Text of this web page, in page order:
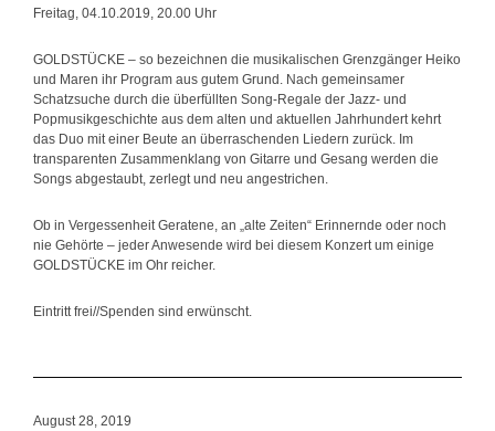
Freitag, 04.10.2019, 20.00 Uhr
GOLDSTÜCKE – so bezeichnen die musikalischen Grenzgänger Heiko
und Maren ihr Program aus gutem Grund. Nach gemeinsamer
Schatzsuche durch die überfüllten Song-Regale der Jazz- und
Popmusikgeschichte aus dem alten und aktuellen Jahrhundert kehrt
das Duo mit einer Beute an überraschenden Liedern zurück. Im
transparenten Zusammenklang von Gitarre und Gesang werden die
Songs abgestaubt, zerlegt und neu angestrichen.
Ob in Vergessenheit Geratene, an „alte Zeiten“ Erinnernde oder noch
nie Gehörte – jeder Anwesende wird bei diesem Konzert um einige
GOLDSTÜCKE im Ohr reicher.
Eintritt frei//Spenden sind erwünscht.
August 28, 2019